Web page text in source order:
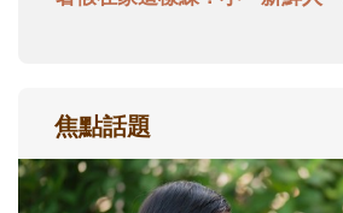
焦點話題